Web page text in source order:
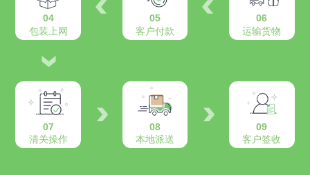
04
包装上网
05
客户付款
06
运输货物
07
清关操作
08
本地派送
09
客户签收